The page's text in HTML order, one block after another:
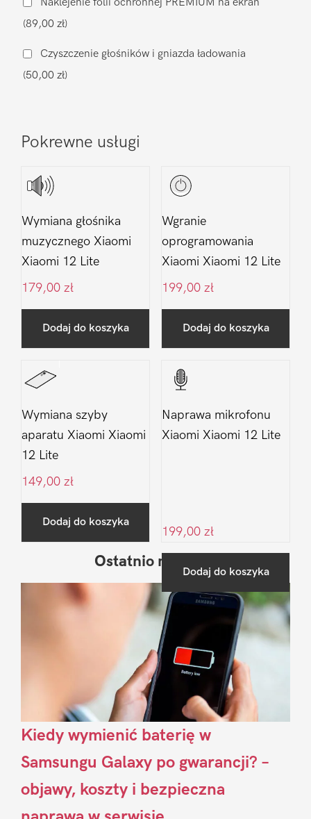
Xiaomi
Xiaomi
12
Lite
(89,00 zł)
Czyszczenie głośników i gniazda ładowania
(50,00 zł)
Pokrewne usługi
Wymiana głośnika
muzycznego Xiaomi
Xiaomi 12 Lite
179,00 zł
Dodaj do koszyka
Wgranie
oprogramowania
Xiaomi Xiaomi 12 Lite
199,00 zł
Dodaj do koszyka
Wymiana szyby
aparatu Xiaomi Xiaomi
12 Lite
149,00 zł
Dodaj do koszyka
Naprawa mikrofonu
Xiaomi Xiaomi 12 Lite
199,00 zł
Dodaj do koszyka
Sidebar
Ostatnio na blogu
Kiedy wymienić baterię w
Samsungu Galaxy po gwarancji? –
objawy, koszty i bezpieczna